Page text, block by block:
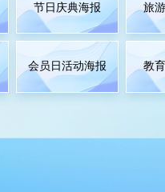
节日庆典海报 旅
会员日活动海报 教